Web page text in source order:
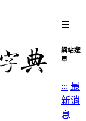
☰
網站選
單
::: 最
新消
息